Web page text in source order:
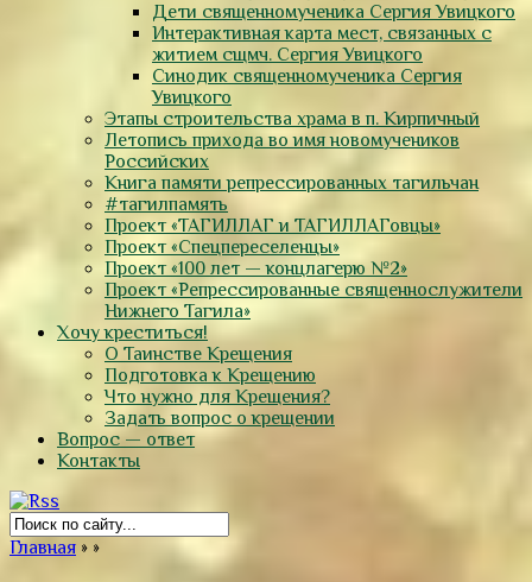
Дети священномученика Сергия Увицкого
Интерактивная карта мест, связанных с
житием сщмч. Сергия Увицкого
Синодик священномученика Сергия
Увицкого
Этапы строительства храма в п. Кирпичный
Летопись прихода во имя новомучеников
Российских
Книга памяти репрессированных тагильчан
#тагилпамять
Проект «ТАГИЛЛАГ и ТАГИЛЛАГовцы»
Проект «Спецпереселенцы»
Проект «100 лет — концлагерю №2»
Проект «Репрессированные священнослужители
Нижнего Тагила»
Хочу креститься!
О Таинстве Крещения
Подготовка к Крещению
Что нужно для Крещения?
Задать вопрос о крещении
Вопрос — ответ
Контакты
Главная » »